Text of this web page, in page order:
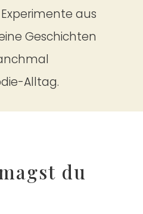
aus
Geschichten
Alltag.
du